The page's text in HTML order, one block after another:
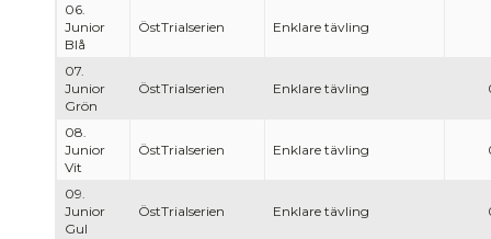
06.
Junior
Blå
ÖstTrialserien Enklare tävling
07.
Junior
Grön
ÖstTrialserien Enklare tävling
08.
Junior
Vit
ÖstTrialserien Enklare tävling
09.
Junior
Gul
ÖstTrialserien Enklare tävling